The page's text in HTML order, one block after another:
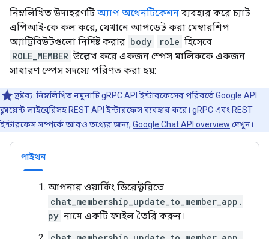
নিম্নলিখিত উদাহরণটি অ্যাপ অথেনটিকেশন ব্যবহার করে চ্যাট
এপিআই-কে কল করে, যেখানে আপডেট করা মেম্বারশিপ
অ্যাট্রিবিউটগুলো নির্দিষ্ট করার body role হিসেবে
ROLE_MEMBER উল্লেখ করে একজন স্পেস মালিককে একজন
সাধারণ স্পেস সদস্যে পরিণত করা হয়:
দ্রষ্টব্য: নিম্নলিখিত নমুনাটি gRPC API ইন্টারফেসের পরিবর্তে Google API
ক্লায়েন্ট লাইব্রেরিসহ REST API ইন্টারফেস ব্যবহার করে। gRPC এবং REST
ইন্টারফেস সম্পর্কে আরও তথ্যের জন্য, Google Chat API overview দেখুন।
পাইথন
আপনার ওয়ার্কিং ডিরেক্টরিতে
chat_membership_update_to_member_app.
py নামে একটি ফাইল তৈরি করুন।